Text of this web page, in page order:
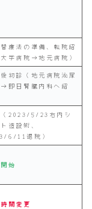
療法の準備、転院紹
学病院→地元病院）
初診（地元病院泌尿
即日腎臓内科へ紹
（2023/5/23右内シ
造設術、
6/11退院）
始
間変更